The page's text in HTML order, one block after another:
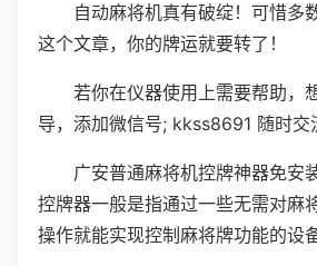
自动麻将机真有破绽！可惜多
这个文章，你的牌运就要转了！
若你在仪器使用上需要帮助，
导，添加微信号; kkss8691 随时交
广安普通麻将机控牌神器免安
控牌器一般是指通过一些无需对麻
操作就能实现控制麻将牌功能的设